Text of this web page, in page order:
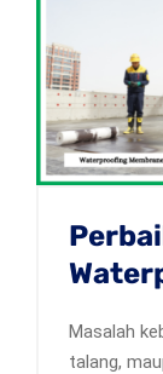
Masalah
talang,